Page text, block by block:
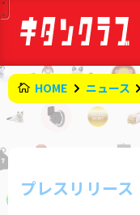
HOME ニュース
プレスリリース